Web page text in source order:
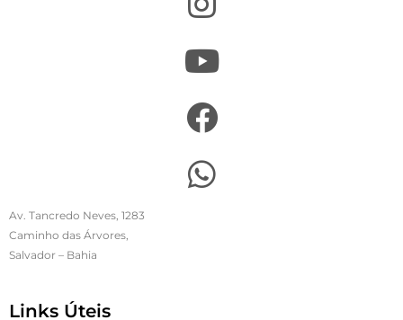
Av. Tancredo Neves, 1283
Caminho das Árvores,
Salvador – Bahia
Links Úteis